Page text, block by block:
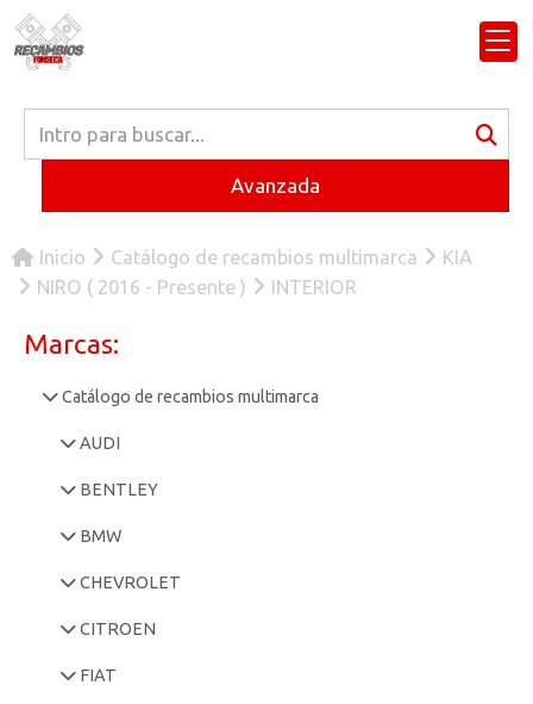
Avanzada
Inicio Catálogo de recambios multimarca
KIA
NIRO ( 2016 - Presente )
INTERIOR
Marcas:
Catálogo de recambios multimarca
AUDI
BENTLEY
BMW
CHEVROLET
CITROEN
FIAT